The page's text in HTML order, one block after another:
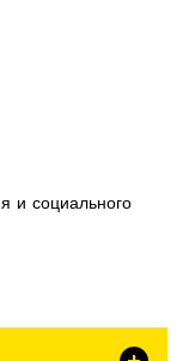
и социального